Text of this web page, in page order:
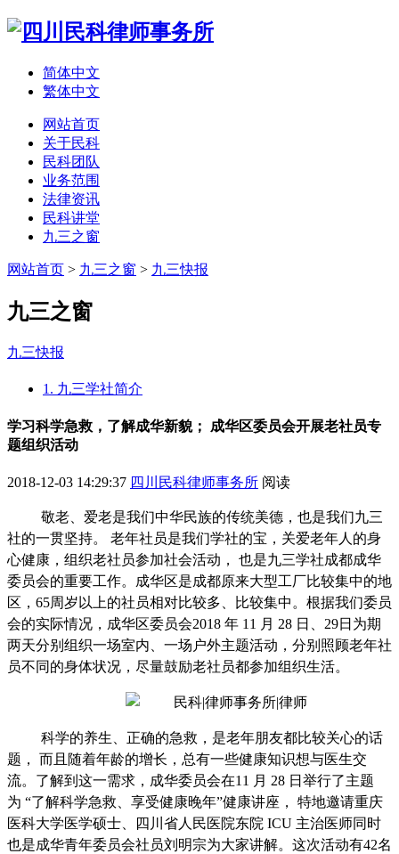
简体中文
繁体中文
网站首页
关于民科
民科团队
业务范围
法律资讯
民科讲堂
九三之窗
网站首页 > 九三之窗 > 九三快报
九三之窗
九三快报
1. 九三学社简介
学习科学急救，了解成华新貌； 成华区委员会开展老社员专
题组织活动
2018-12-03 14:29:37 四川民科律师事务所 阅读
敬老、爱老是我们中华民族的传统美德，也是我们九三
社的一贯坚持。
老年社员是我们学社的宝，关爱老年人的身
心健康，组织老社员参加社会活动，
也是九三学社成都成华
委员会的重要工作。
成华区是成都原来大型工厂比较集中的地
区， 65周岁以上的社员相对比较多、比较集中。 根据我们委员
会的实际情况， 成华区委员会2018 年 11 月 28 日
29日为期
两天分别 组织一场室内、一场户外主题活动，分别照顾老年社
员不同的身体状况，尽量鼓励老社员都参加组织生活。
科学的养生、正确的急救，是老年朋友都比较关心的话
题，
而且随着年龄的增长，总有一些健康知识想与医生交
流。了解到这一需求，成华委员会在11 月 28 日 举行了主题
为 “了解科学急救、享受健康晚年”健康讲座， 特地邀请重庆
医科大学医学硕士、四川省人民医院东院 ICU 主治医师同时
也是成华青年委员会社员刘明宗为大家讲解。这次活动有42名